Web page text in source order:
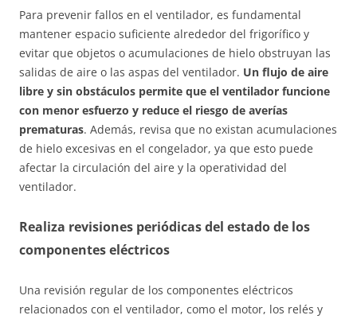
Para prevenir fallos en el ventilador, es fundamental
mantener espacio suficiente alrededor del frigorífico y
evitar que objetos o acumulaciones de hielo obstruyan las
salidas de aire o las aspas del ventilador. Un flujo de aire
libre y sin obstáculos permite que el ventilador funcione
con menor esfuerzo y reduce el riesgo de averías
prematuras. Además, revisa que no existan acumulaciones
de hielo excesivas en el congelador, ya que esto puede
afectar la circulación del aire y la operatividad del
ventilador.
Realiza revisiones periódicas del estado de los
componentes eléctricos
Una revisión regular de los componentes eléctricos
relacionados con el ventilador, como el motor, los relés y